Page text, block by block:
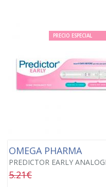
PRECIO ESPECIAL
OMEGA PHARMA
PREDICTOR EARLY
5.21€